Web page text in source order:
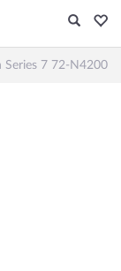
Series 7 72-N4200cs